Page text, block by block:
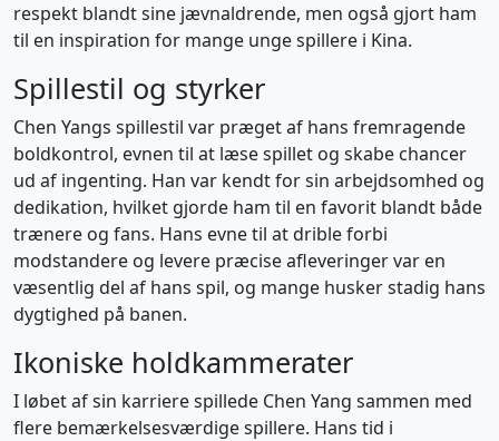
respekt blandt sine jævnaldrende, men også gjort ham
til en inspiration for mange unge spillere i Kina.
Spillestil og styrker
Chen Yangs spillestil var præget af hans fremragende
boldkontrol, evnen til at læse spillet og skabe chancer
ud af ingenting. Han var kendt for sin arbejdsomhed og
dedikation, hvilket gjorde ham til en favorit blandt både
trænere og fans. Hans evne til at drible forbi
modstandere og levere præcise afleveringer var en
væsentlig del af hans spil, og mange husker stadig hans
dygtighed på banen.
Ikoniske holdkammerater
I løbet af sin karriere spillede Chen Yang sammen med
flere bemærkelsesværdige spillere. Hans tid i